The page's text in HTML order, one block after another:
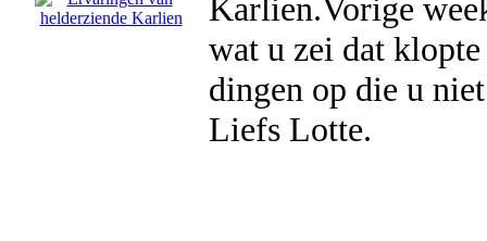
Karlien.Vorige
wat u zei dat
dingen op die u
Liefs Lotte.